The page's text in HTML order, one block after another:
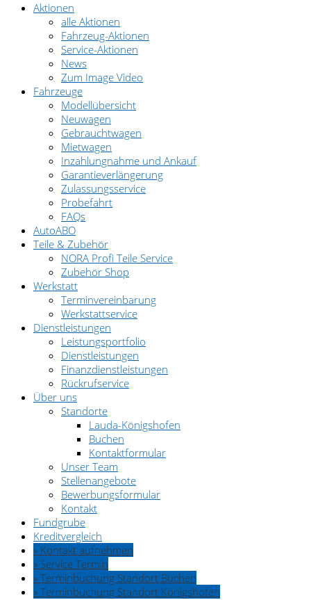
Aktionen
alle Aktionen
Fahrzeug-Aktionen
Service-Aktionen
News
Zum Image Video
Fahrzeuge
Modellübersicht
Neuwagen
Gebrauchtwagen
Mietwagen
Inzahlungnahme und Ankauf
Garantieverlängerung
Zulassungsservice
Probefahrt
FAQs
AutoABO
Teile & Zubehör
NORA Profi Teile Service
Zubehör Shop
Werkstatt
Terminvereinbarung
Werkstattservice
Dienstleistungen
Leistungsportfolio
Dienstleistungen
Finanzdienstleistungen
Rückrufservice
Über uns
Standorte
Lauda-Königshofen
Buchen
Kontaktformular
Unser Team
Stellenangebote
Bewerbungsformular
Kontakt
Fundgrube
Kreditvergleich
» Kontakt aufnehmen
» Service Termin
» Terminbuchung Standort Buchen
» Terminbuchung Standort Königshofen